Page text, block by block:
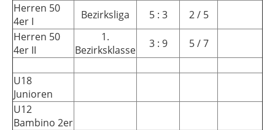
Herren 50
4er I
Bezirksliga 5 : 3
2 / 5
Herren 50
4er II
1.
Bezirksklasse
3 : 9 5 / 7
U18
Junioren
U12
Bambino 2er